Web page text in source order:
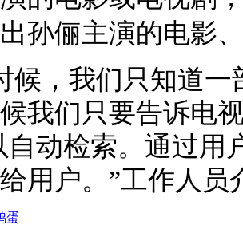
孙俪主演的电影
候，我们只知道
我们只要告诉电
自动检索。通过用
用户。”工作人员
蛋